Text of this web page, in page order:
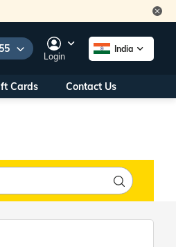
Login
India
Cards Contact Us